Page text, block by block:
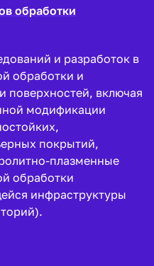
обработки
и разработок в
обработки и
поверхностей, включая
модификации
покрытий,
плазменные
обработки
инфраструктуры